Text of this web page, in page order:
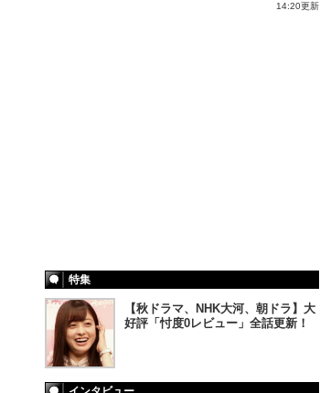
14:20更新
特集
【秋ドラマ、NHK大河、朝ドラ】大
好評「忖度0レビュー」全話更新！